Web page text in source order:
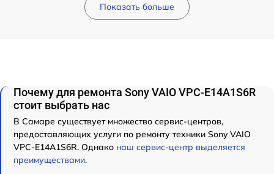
Показать больше
Почему для ремонта Sony VAIO VPC-E14A1S6R
стоит выбрать нас
В Самаре существует множество сервис-центров,
предоставляющих услуги по ремонту техники Sony VAIO
VPC-E14A1S6R. Однако наш сервис-центр выделяется
преимуществами.